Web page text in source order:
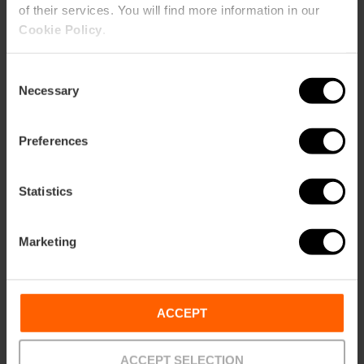
of their services. You will find more information in our
Cookie Policy
Selection
Necessary
Preferences
Statistics
Marketing
ACCEPT
ACCEPT SELECTION
Hoe te arriveren
L1,L3,L5,
4,6,11,16,26,
Calle San Andrés, 4 46002 València